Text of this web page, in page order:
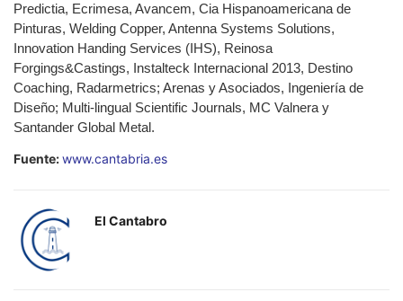
Predictia, Ecrimesa, Avancem, Cia Hispanoamericana de
Pinturas, Welding Copper, Antenna Systems Solutions,
Innovation Handing Services (IHS), Reinosa
Forgings&Castings, Instalteck Internacional 2013, Destino
Coaching, Radarmetrics; Arenas y Asociados, Ingeniería de
Diseño; Multi-lingual Scientific Journals, MC Valnera y
Santander Global Metal.
Fuente:www.cantabria.es
El Cantabro